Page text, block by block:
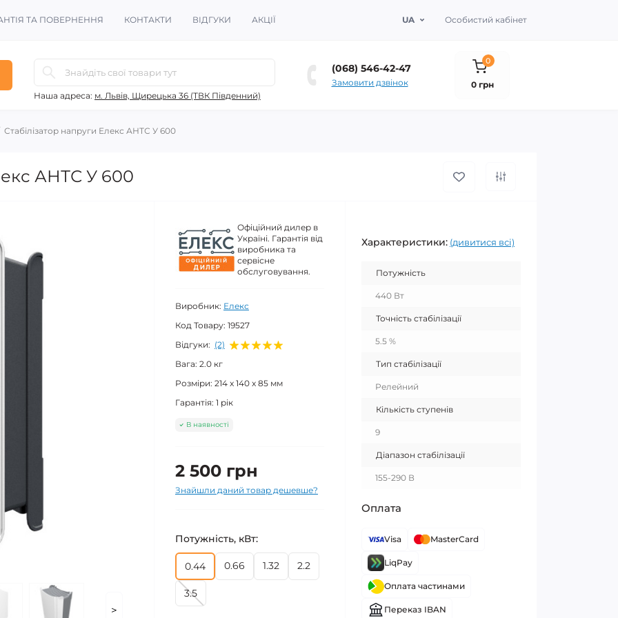
ТА ПОВЕРНЕННЯ КОНТАКТИ ВІДГУКИ АКЦІЇ UA Особистий кабінет
Наша адреса: м. Львів, Щирецька 36 (ТВК Південний)
(068) 546-42-47
Замовити дзвінок
0
0 грн
Стабілізатор напруги Елекс АНТС У 600
АНТС У 600
>
Офіційний дилер в
Україні. Гарантія від
виробника та
сервісне
обслуговування.
Виробник: Елекс
Код Товару: 19527
Відгуки: (2)
Вага: 2.0 кг
Розміри: 214 x 140 x 85 мм
Гарантія: 1 рік
В наявності
2 500 грн
Знайшли даний товар дешевше?
Потужність, кВт:
0.44 0.66 1.32 2.2
3.5
Характеристики: (дивитися всі)
Потужність
440 Вт
Точність стабілізації
5.5 %
Тип стабілізації
Релейний
Кількість ступенів
9
Діапазон стабілізації
155-290 В
Оплата
Visa MasterCard
LiqPay
Оплата частинами
Переказ IBAN